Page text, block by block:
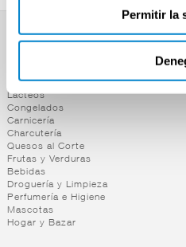
Permitir la
Desayuno y Merienda
Lácteos
Congelados
Carnicería
Charcutería
Quesos al Corte
Frutas y Verduras
Bebidas
Droguería y Limpieza
Perfumería e Higiene
Mascotas
Hogar y Bazar